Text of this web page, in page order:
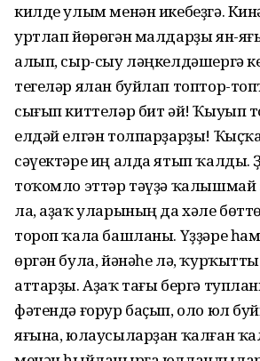
килде улым менән икебеҙгә.
уртлап йөрөгән малдарҙы ян-
алып, сыр-сыу ләңкелдәшергә
тегеләр ялан буйлап топтор-
сығып киттеләр бит әй! Ҡыуып
елдәй елгән толпарҙарҙы!
сәүектәре иң алда ятып ҡалды.
тоҡомло эттәр тәүҙә
ла, аҙаҡ уларының да хәле
тороп ҡала башланы. Үҙҙәре
өргән була, йәнәһе лә,
аттарҙы. Аҙаҡ тағы бергә
фәтендә ғорур баҫып, оло юл
яғына, юлаусыларҙан ҡалған